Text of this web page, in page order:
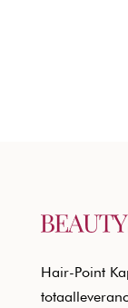
Hair-Point